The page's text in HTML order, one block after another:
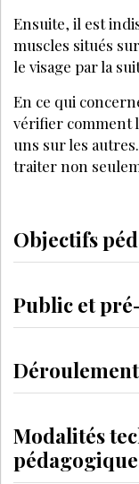
Ensuite, il est
muscles situés
le visage par la
En ce qui
vérifier comment
uns sur les
traiter non
Objectifs
Public et
Modalités